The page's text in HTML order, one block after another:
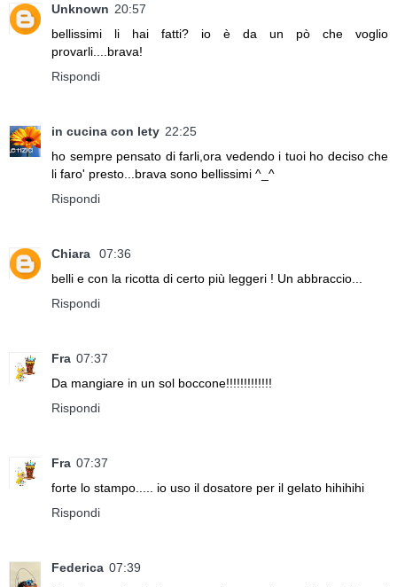
Unknown 20:57
bellissimi li hai fatti? io è da un pò che voglio
provarli....brava!
Rispondi
in cucina con lety 22:25
ho sempre pensato di farli,ora vedendo i tuoi ho deciso che
li faro' presto...brava sono bellissimi ^_^
Rispondi
Chiara
07:36
belli e con la ricotta di certo più leggeri ! Un abbraccio...
Rispondi
Fra 07:37
Da mangiare in un sol boccone!!!!!!!!!!!!!
Rispondi
Fra 07:37
forte lo stampo..... io uso il dosatore per il gelato hihihihi
Rispondi
Federica 07:39